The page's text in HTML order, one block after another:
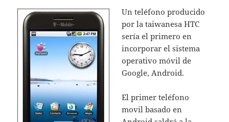
Un teléfono producido
por la taiwanesa HTC
sería el primero en
incorporar el sistema
operativo móvil de
Google, Android.
El primer teléfono
movil basado en